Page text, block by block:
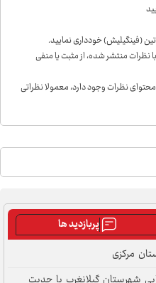
(فینگیلیش) خودداری نمايید.
منتشر شده، از مثبت یا منفی
نظرات وجود دارد، معمولا نظراتی
پربازدید ها